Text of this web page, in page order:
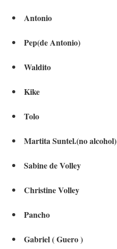
Antonio
Pep(de Antonio)
Waldito
Kike
Tolo
Martita Suntel.(no alcohol)
Sabine de Volley
Christine Volley
Pancho
Gabriel ( Guero )